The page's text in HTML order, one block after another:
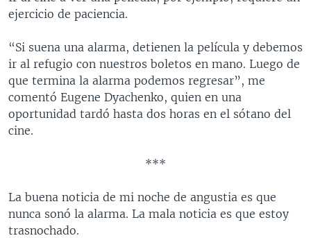
ejercicio de paciencia.
“Si suena una alarma, detienen la película y debemos
ir al refugio con nuestros boletos en mano. Luego de
que termina la alarma podemos regresar”, me
comentó Eugene Dyachenko, quien en una
oportunidad tardó hasta dos horas en el sótano del
cine.
***
La buena noticia de mi noche de angustia es que
nunca sonó la alarma. La mala noticia es que estoy
trasnochado.